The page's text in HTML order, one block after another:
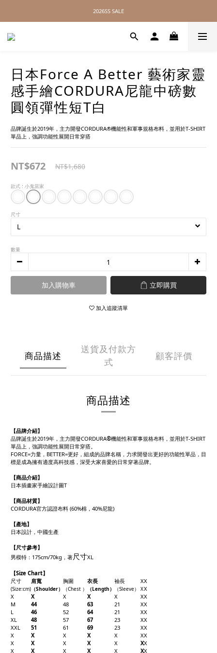
2026SS SALE
2026SS SALE
// 無距離配送，全球皆可達 //
日本Force A Better 藝術家靈
感手繪CORDURA尼龍中磅數
圓領彈性短T白
品牌誕生於2019年，主力開發CORDURA®機能性和軍事規格布料，並用於T-SHIRT
單品上，強調功能性展開日常穿搭
NT$672 NT$1,680
款式 : 小鬼當家
尺寸
數量
加入購物車 立即購買
加入追蹤清單
商品描述
送貨及付款方
式
顧客評價
商品描述
【品牌介紹】
品牌誕生於2019年，主力開發CORDURA®機能性和軍事規格布料，並用於T-SHIRT
單品上，強調功能性展開日常穿搭。
FORCE=力量，BETTER=更好，組成的品牌名稱，力求開發出更好的功能性單品，目
標是成為擁有適度高科技感，深受大家喜愛的日常穿著品牌。
【商品介紹】
日本插畫家手繪設計圖T
【商品材質】
CORDURA官方認證布料 (60%棉，40%尼龍)
【產地】
日本設計，中國生產
【尺寸參考】
男模特：175cm/70kg，著尺寸XL
【Size Chart】
尺寸
肩寬 胸圍 衣長 袖長 XX
(Size:cm) （Shoulder） （Chest ） （Length） （Sleeve） XX
X
X X X X XX
M
44 48 63 21 XX
L
46 52 64 21 XX
XL
48 57 67 23 XX
XXL
51 61 69 23 XX
X
X X X X XX
X
X X X X XX
X
X X X X XX